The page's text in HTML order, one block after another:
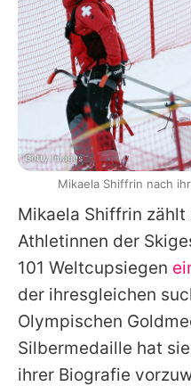
Mikaela Shiffrin zählt
Athletinnen der
101 Weltcupsiegen
der ihresgleichen
Olympischen
Silbermedaille hat
ihrer Biografie
Getty Images
Mikaela Shiffrin nach